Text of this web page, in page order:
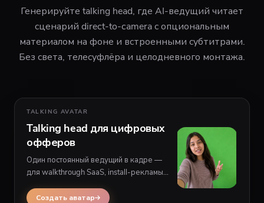
Генерируйте talking head, где AI-ведущий читает
сценарий direct-to-camera с опциональным
материалом на фоне и встроенными субтитрами.
Без света, телесуфлёра и целодневного монтажа.
TALKING AVATAR
Talking head для цифровых
офферов
Один постоянный ведущий в кадре —
для walkthrough SaaS, install-рекламы
спикер остаётся в кадре с B-roll сзади.
Создать аватар